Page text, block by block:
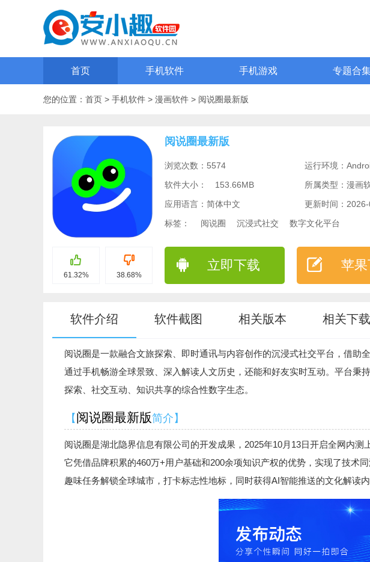
首页 手机软件 手机游戏 专题合
您的位置： 首页 > 手机软件 > 漫画软件 > 阅说圈最新版
61.32% 38.68%
阅说圈最新版
浏览次数：5574
运行环境：
软件大小：
153.66MB
所属类型：漫画
应用语言：简体中文
更新时间：
标签：
阅说圈 沉浸式社交 数字文化平台
立即下载 苹
软件介绍 软件截图 相关版本 相关下载
阅说圈是一款融合文旅探索、即时通讯与内容创作的沉浸式社交平台，借助
通过手机畅游全球景致、深入解读人文历史，还能和好友实时互动。平台秉
探索、社交互动、知识共享的综合性数字生态。
【 阅说圈最新版简介】
阅说圈是湖北隐界信息有限公司的开发成果，2025年10月13日开启全网内测
它凭借品牌积累的460万+用户基础和200余项知识产权的优势，实现了技术
趣味任务解锁全球城市，打卡标志性地标，同时获得AI智能推送的文化解读内